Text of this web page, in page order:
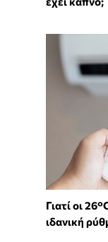
Γιατί οι
ιδανική